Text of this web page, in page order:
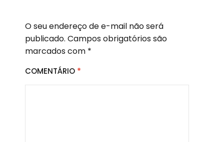
O seu endereço de e-mail não será
publicado. Campos obrigatórios são
marcados com *
COMENTÁRIO *